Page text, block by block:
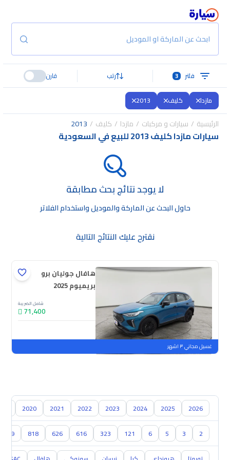
ابحث عن الماركة او الموديل
فلتر 3 رتب قارن
مازدا كليف 2013
الرئيسية سيارات و مركبات مازدا كليف 2013
سيارات مازدا كليف 2013 للبيع في السعودية
لا يوجد نتائج بحث مطابقة
حاول البحث عن الماركة والموديل واستخدام الفلاتر
نقترح عليك النتائج التالية
هافال جوليان برو
بريميوم 2025
شامل الضريبة
71,400
جديدة
ملوحة
غسيل مجاني ٣ اشهر
2026
2025
2024
2023
2022
2021
2020
2
3
5
6
121
323
616
626
818
929